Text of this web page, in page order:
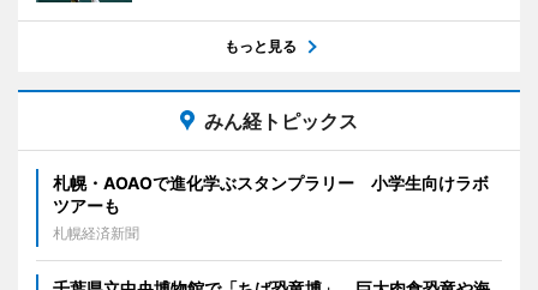
もっと見る
みん経トピックス
札幌・AOAOで進化学ぶスタンプラリー 小学生向けラボ
ツアーも
札幌経済新聞